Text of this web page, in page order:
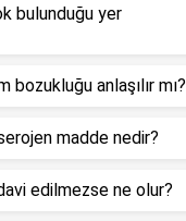
bulunduğu yer
bozukluğu anlaşılır mı?
madde nedir?
edilmezse ne olur?